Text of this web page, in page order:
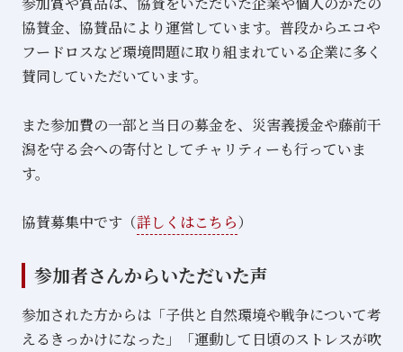
協賛金、協賛品により運営しています。普段からエコや
フードロスなど環境問題に取り組まれている企業に多く
賛同していただいています。
また参加費の一部と当日の募金を、災害義援金や藤前干
潟を守る会への寄付としてチャリティーも行っていま
す。
協賛募集中です（詳しくはこちら）
参加者さんからいただいた声
参加された方からは「子供と自然環境や戦争について考
えるきっかけになった」「運動して日頃のストレスが吹